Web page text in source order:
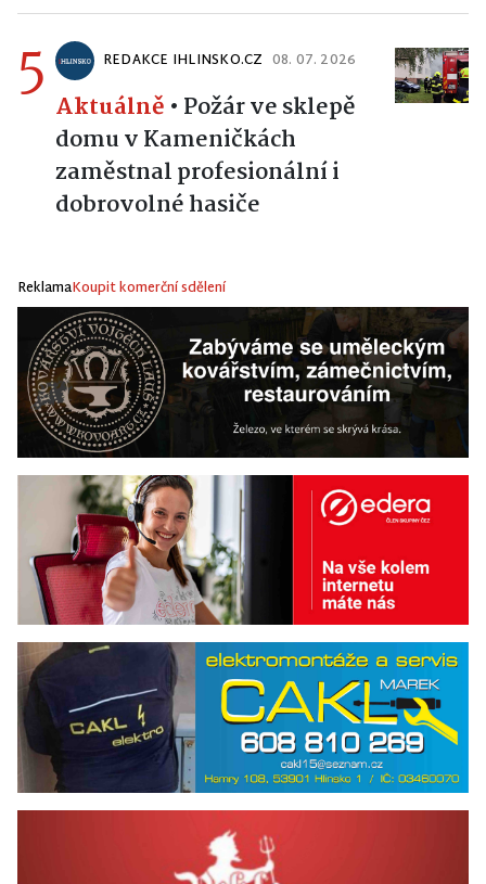
5 REDAKCE IHLINSKO.CZ 08. 07. 2026
Aktuálně • Požár ve sklepě
domu v Kameničkách
zaměstnal profesionální i
dobrovolné hasiče
ReklamaKoupit komerční sdělení